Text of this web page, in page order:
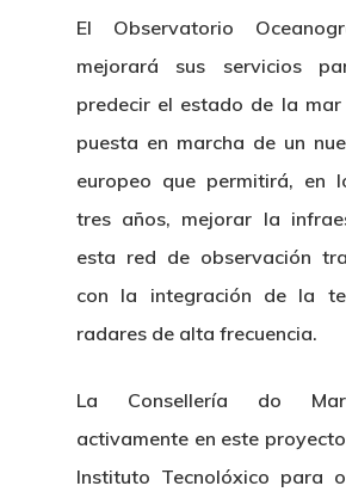
El Observatorio
mejorará sus servicios
predecir el estado de la
puesta en marcha de un
europeo que permitirá, en
tres años, mejorar la
esta red de observación
con la integración de la
radares de alta frecuencia.
La Consellería do
activamente en este
Instituto Tecnolóxico para